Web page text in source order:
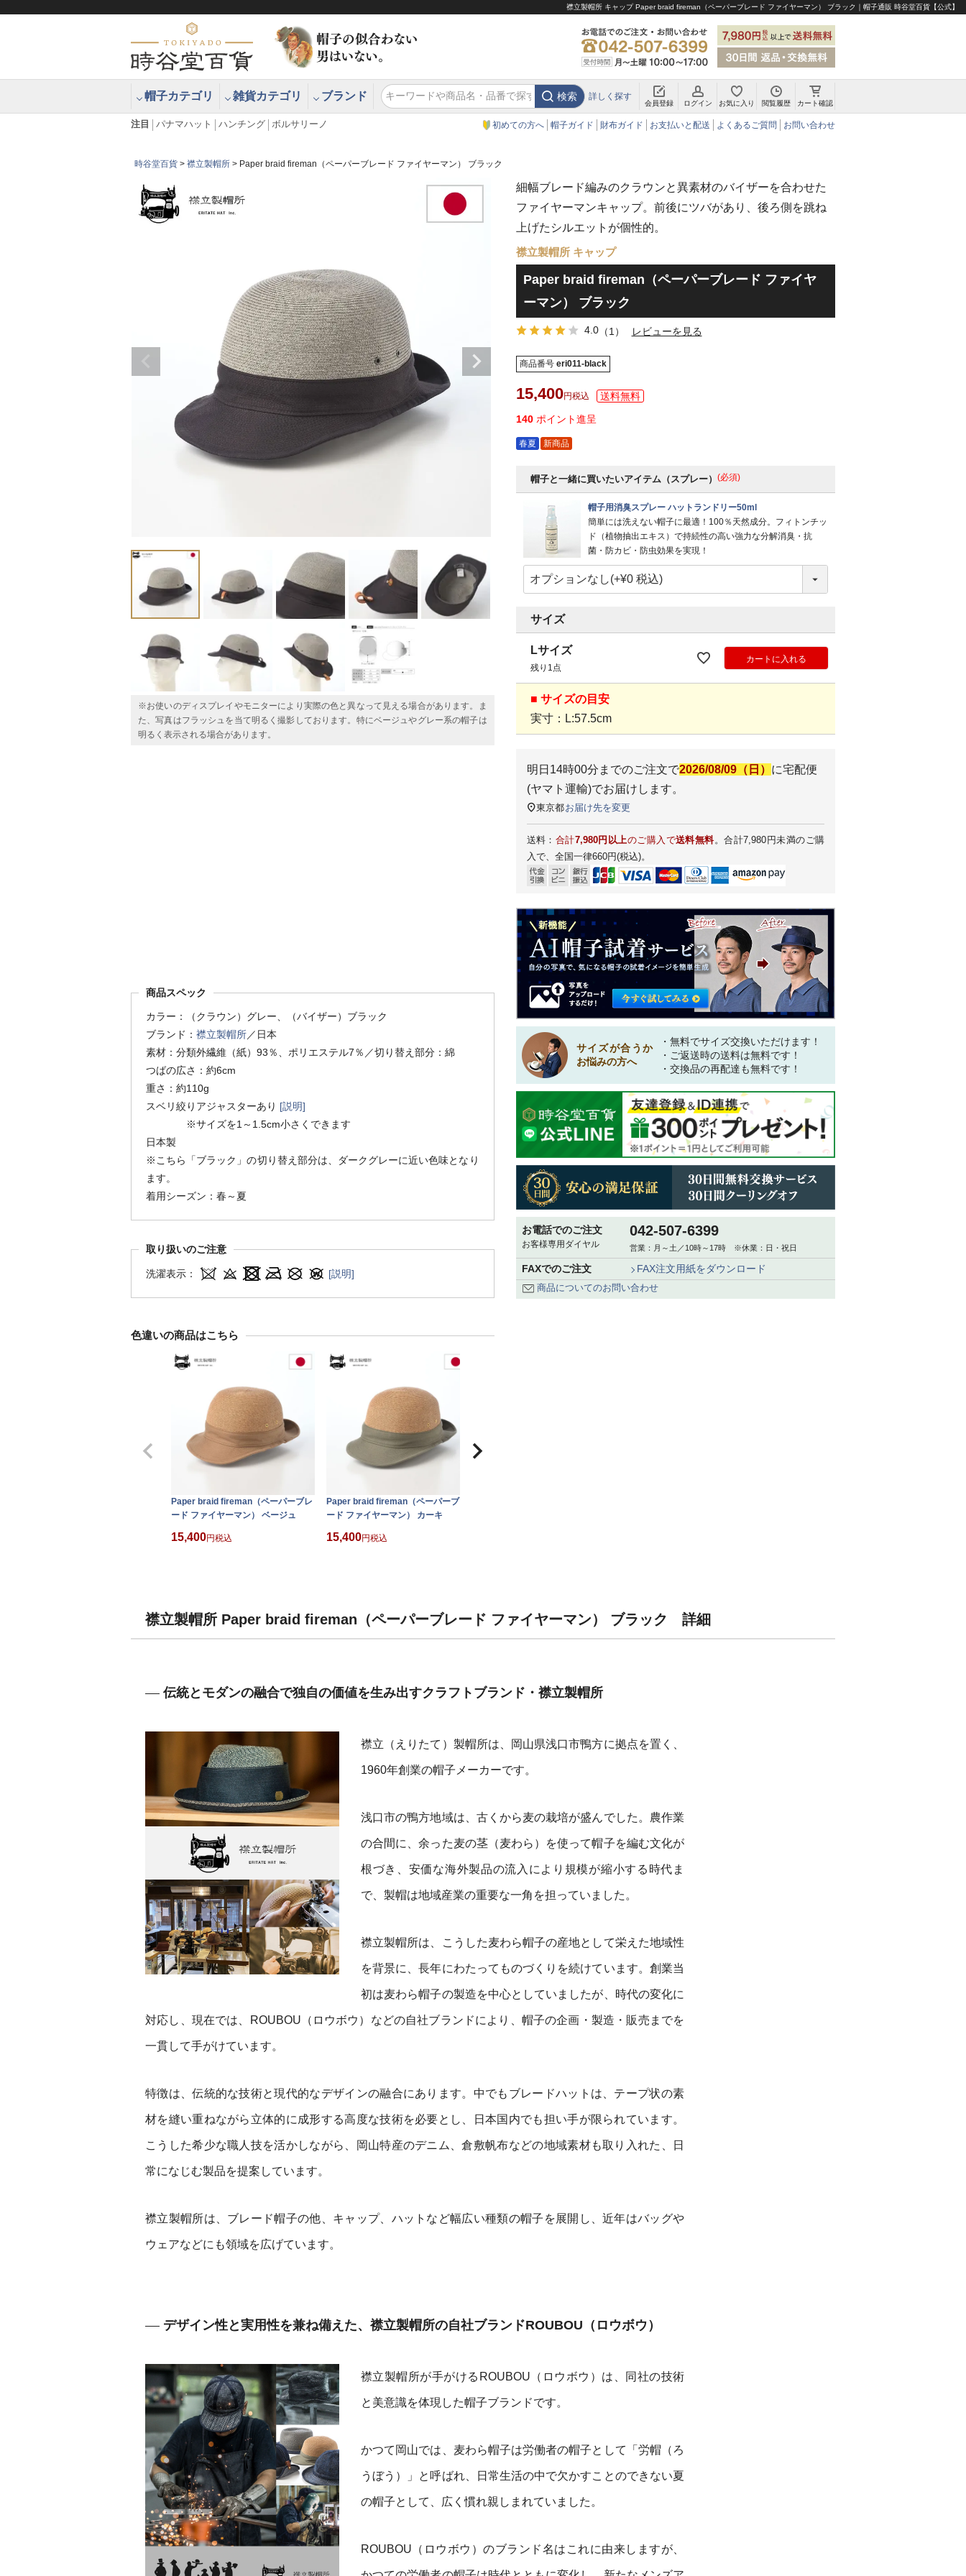
襟立製帽所 キャップ Paper braid fireman（ペーパーブレード ファイヤーマン） ブラック｜帽子通販 時谷堂百貨【公式】
帽子カテゴリ 雑貨カテゴリ ブランド 検索 詳しく探す
会員登録 ログイン お気に入り 閲覧履歴 カート確認
注目 パナマハット ハンチング ボルサリーノ 初めての方へ 帽子ガイド 財布ガイド お支払いと配送 よくあるご質問 お問い合わせ
時谷堂百貨 襟立製帽所 Paper braid fireman（ペーパーブレード ファイヤーマン） ブラック
※お使いのディスプレイやモニターにより実際の色と異なって見える場合があります。ま
た、写真はフラッシュを当て明るく撮影しております。特にベージュやグレー系の帽子は
明るく表示される場合があります。
商品スペック
カラー：（クラウン）グレー、（バイザー）ブラック
ブランド： 襟立製帽所／日本
素材：分類外繊維（紙）93％、ポリエステル7％／切り替え部分：綿
つばの広さ：約6cm
重さ：約110g
スベリ絞りアジャスターあり [説明]
※サイズを1～1.5cm小さくできます
日本製
※こちら「ブラック」の切り替え部分は、ダークグレーに近い色味となり
ます。
着用シーズン：春～夏
取り扱いのご注意
洗濯表示： [説明]
色違いの商品はこちら
Paper braid fireman（ペーパーブレ
ード ファイヤーマン） ベージュ
15,400 税込
Paper braid fireman（ペーパーブレ
ード ファイヤーマン） カーキ
15,400 税込
細幅ブレード編みのクラウンと異素材のバイザーを合わせた
ファイヤーマンキャップ。前後にツバがあり、後ろ側を跳ね
上げたシルエットが個性的。
襟立製帽所 キャップ
Paper braid fireman（ペーパーブレード ファイヤ
ーマン） ブラック
4.0（1） レビューを見る
商品番号 eri011-black
15,400 税込
140 ポイント進呈
春夏 新商品
帽子と一緒に買いたいアイテム（スプレー） (必須)
帽子用消臭スプレー ハットランドリー50ml
簡単には洗えない帽子に最適！100％天然成分。フィトンチッ
ド（植物抽出エキス）で持続性の高い強力な分解消臭・抗
菌・防カビ・防虫効果を実現！
サイズ
Lサイズ
残り1点
カートに入れる
■ サイズの目安
実寸：L:57.5cm
明日 14時00分 までのご注文で2026/08/09（日） に宅配便
(ヤマト運輸)でお届けします。
東京都お届け先を変更
送料： 合計7,980円以上のご購入で送料無料。合計7,980円未満のご購
入で、全国一律660円(税込)。
サイズが合うか
お悩みの方へ
・無料でサイズ交換いただけます！
・ご返送時の送料は無料です！
・交換品の再配達も無料です！
お電話でのご注文
お客様専用ダイヤル
042-507-6399
営業：月～土／10時～17時 ※休業：日・祝日
FAXでのご注文 FAX注文用紙をダウンロード
商品についてのお問い合わせ
襟立製帽所 Paper braid fireman（ペーパーブレード ファイヤーマン） ブラック 詳細
伝統とモダンの融合で独自の価値を生み出すクラフトブランド・襟立製帽所
襟立（えりたて）製帽所は、岡山県浅口市鴨方に拠点を置く、
1960年創業の帽子メーカーです。
浅口市の鴨方地域は、古くから麦の栽培が盛んでした。農作業
の合間に、余った麦の茎（麦わら）を使って帽子を編む文化が
根づき、安価な海外製品の流入により規模が縮小する時代ま
で、製帽は地域産業の重要な一角を担っていました。
襟立製帽所は、こうした麦わら帽子の産地として栄えた地域性
を背景に、長年にわたってものづくりを続けています。創業当
初は麦わら帽子の製造を中心としていましたが、時代の変化に
対応し、現在では、ROUBOU（ロウボウ）などの自社ブランドにより、帽子の企画・製造・販売までを
一貫して手がけています。
特徴は、伝統的な技術と現代的なデザインの融合にあります。中でもブレードハットは、テープ状の素
材を縫い重ねながら立体的に成形する高度な技術を必要とし、日本国内でも担い手が限られています。
こうした希少な職人技を活かしながら、岡山特産のデニム、倉敷帆布などの地域素材も取り入れた、日
常になじむ製品を提案しています。
襟立製帽所は、ブレード帽子の他、キャップ、ハットなど幅広い種類の帽子を展開し、近年はバッグや
ウェアなどにも領域を広げています。
デザイン性と実用性を兼ね備えた、襟立製帽所の自社ブランドROUBOU（ロウボウ）
襟立製帽所が手がけるROUBOU（ロウボウ）は、同社の技術
と美意識を体現した帽子ブランドです。
かつて岡山では、麦わら帽子は労働者の帽子として「労帽（ろ
うぼう）」と呼ばれ、日常生活の中で欠かすことのできない夏
の帽子として、広く慣れ親しまれていました。
ROUBOU（ロウボウ）のブランド名はこれに由来しますが、